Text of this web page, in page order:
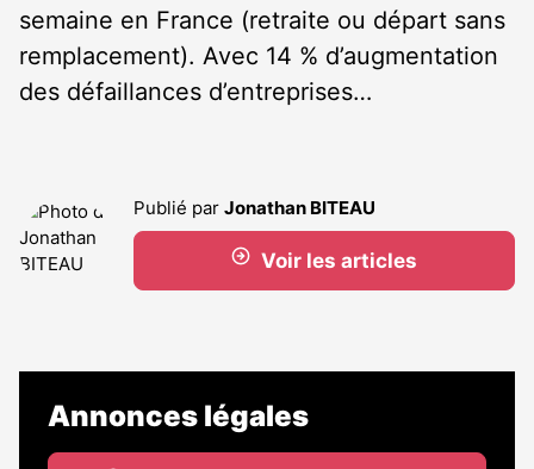
semaine en France (retraite ou départ sans
remplacement). Avec 14 % d’augmentation
des défaillances d’entreprises…
Publié par Jonathan BITEAU
Voir les articles
Annonces légales